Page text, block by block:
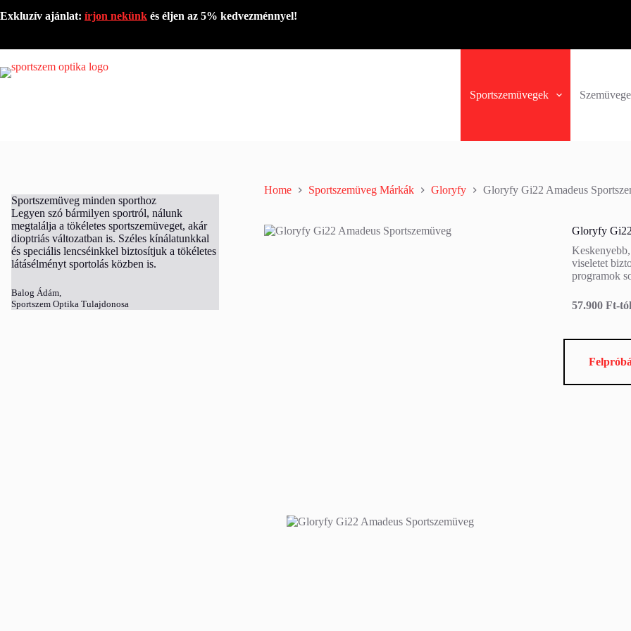
Exkluzív ajánlat: írjon nekünk és éljen az 5% kedvezménnyel!
Sportszemüvegek
Home Sportszemüveg Márkák Gloryfy Gloryfy Gi22 Amadeus
Gloryfy
viseletet
programok
57.900 Ft-
Sportszemüveg minden sporthoz
Legyen szó bármilyen sportról, nálunk
megtalálja a tökéletes sportszemüveget, akár
dioptriás változatban is. Széles kínálatunkkal
és speciális lencséinkkel biztosítjuk a tökéletes
látásélményt sportolás közben is.
Balog Ádám,
Sportszem Optika Tulajdonosa